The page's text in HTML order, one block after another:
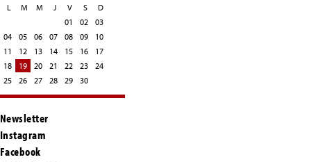
L M M J V S
D
01
02
03
04
05 06 07 08 09
10
11
12 13 14 15 16
17
18
19 20 21 22 23
24
25
26 27 28 29 30
Newsletter
Instagram
Facebook